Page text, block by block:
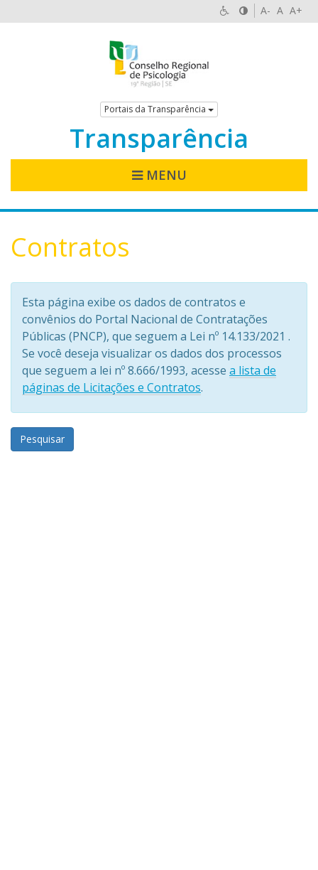
A- A A+
Portais da Transparência
Transparência
MENU
Contratos
Esta página exibe os dados de contratos e
convênios do Portal Nacional de Contratações
Públicas (PNCP), que seguem a Lei nº 14.133/2021 .
Se você deseja visualizar os dados dos processos
que seguem a lei nº 8.666/1993, acesse a lista de
páginas de Licitações e Contratos.
Pesquisar